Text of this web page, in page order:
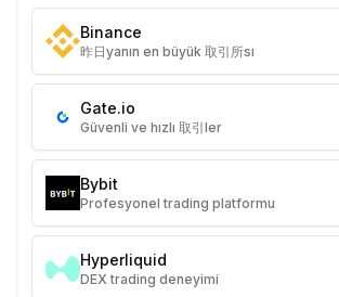
Binance
昨日yanın en büyük 取引所sı
Gate.io
Güvenli ve hızlı 取引ler
Bybit
Profesyonel trading platformu
Hyperliquid
DEX trading deneyimi